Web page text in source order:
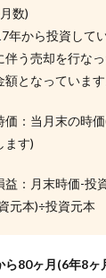
数)
年から投資して
伴う売却を行な
額となっています
価：当月末の時
ます)
益：月末時価-投
元本)÷投資元本
ら80ヶ月(6年8ヶ